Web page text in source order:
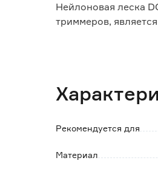
Нейлоновая леска
триммеров,
Рекомендуется для
Материал